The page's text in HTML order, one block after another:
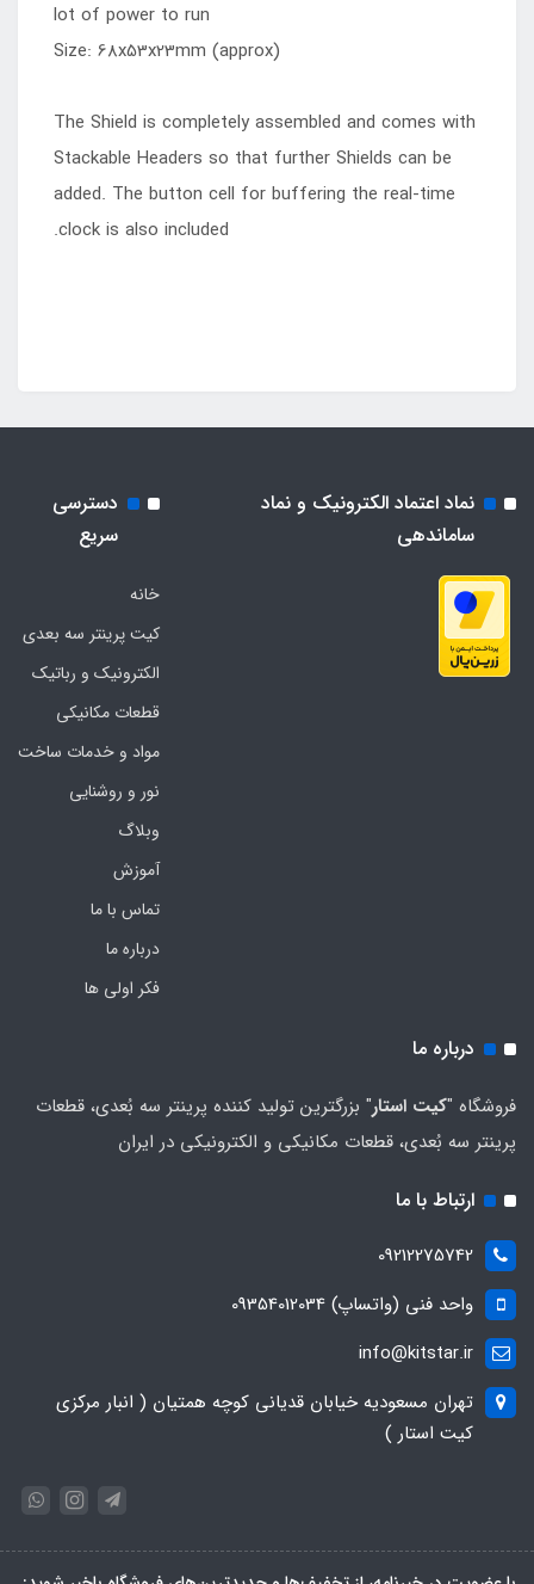
lot of power to run
Size: 68x53x23mm (approx)
The Shield is completely assembled and comes with
Stackable Headers so that further Shields can be
added. The button cell for buffering the real-time
clock is also included.
نماد اعتماد الکترونیک و نماد
ساماندهی
دسترسی
سریع
خانه
کیت پرینتر سه بعدی
الکترونیک و رباتیک
قطعات مکانیکی
مواد و خدمات ساخت
نور و روشنایی
وبلاگ
آموزش
تماس با ما
درباره ما
فکر اولی ها
درباره ما
فروشگاه "کیت استار" بزرگترین تولید کننده پرینتر سه بُعدی، قطعات
پرینتر سه بُعدی، قطعات مکانیکی و الکترونیکی در ایران
ارتباط با ما
09212275742
واحد فنی (واتساپ) 09354012034
info@kitstar.ir
تهران مسعودیه خیابان قدیانی کوچه همتیان ( انبار مرکزی
کیت استار )